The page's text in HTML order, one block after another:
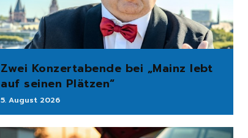
Zwei Konzertabende bei „Mainz lebt
auf seinen Plätzen“
5. August 2026